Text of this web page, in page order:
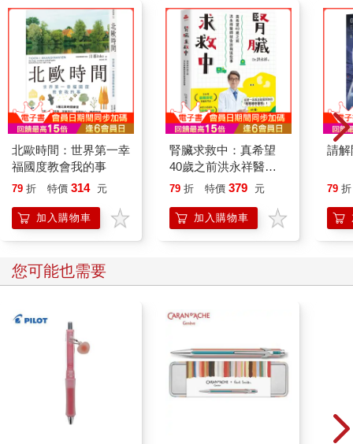
北歐時間：世界第一幸
福國度教會我的事
79 折 特價 314 元
加入購物車
腎臟求救中：真希望
40歲之前洪永祥醫師
就告訴我這些事
79 折 特價 379 元
加入購物車
請解
79 折
您可能也需要